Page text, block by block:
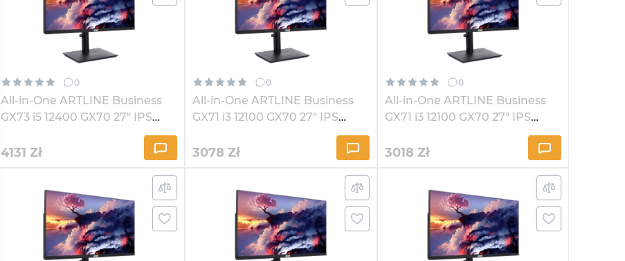
0
All-in-One ARTLINE Business
GX73 i5 12400 GX70 27" IPS
4131 Zł
0
All-in-One ARTLINE Business
GX71 i3 12100 GX70 27" IPS
3078 Zł
0
All-in-One ARTLINE Business
GX71 i3 12100 GX70 27" IPS
3018 Zł